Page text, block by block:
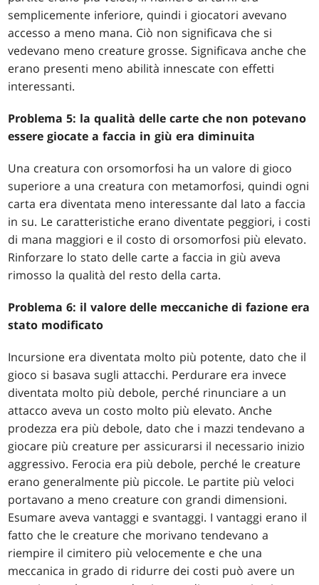
semplicemente inferiore, quindi i giocatori avevano
accesso a meno mana. Ciò non significava che si
vedevano meno creature grosse. Significava anche che
erano presenti meno abilità innescate con effetti
interessanti.
Problema 5: la qualità delle carte che non potevano
essere giocate a faccia in giù era diminuita
Una creatura con orsomorfosi ha un valore di gioco
superiore a una creatura con metamorfosi, quindi ogni
carta era diventata meno interessante dal lato a faccia
in su. Le caratteristiche erano diventate peggiori, i costi
di mana maggiori e il costo di orsomorfosi più elevato.
Rinforzare lo stato delle carte a faccia in giù aveva
rimosso la qualità del resto della carta.
Problema 6: il valore delle meccaniche di fazione era
stato modificato
Incursione era diventata molto più potente, dato che il
gioco si basava sugli attacchi. Perdurare era invece
diventata molto più debole, perché rinunciare a un
attacco aveva un costo molto più elevato. Anche
prodezza era più debole, dato che i mazzi tendevano a
giocare più creature per assicurarsi il necessario inizio
aggressivo. Ferocia era più debole, perché le creature
erano generalmente più piccole. Le partite più veloci
portavano a meno creature con grandi dimensioni.
Esumare aveva vantaggi e svantaggi. I vantaggi erano il
fatto che le creature che morivano tendevano a
riempire il cimitero più velocemente e che una
meccanica in grado di ridurre dei costi può avere un